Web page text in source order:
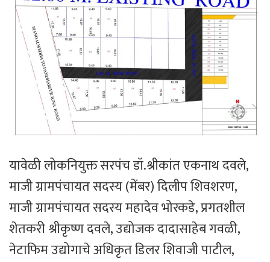
यावेळी लोकनियुक्त सरपंच डॉ.श्रीकांत एकनाथ दवले,
माजी ग्रामपंचायत सदस्य (मेंबर) दिलीप शिवशरण,
माजी ग्रामपंचायत सदस्य महादेव भोरकडे, प्रगतशील
शेतकरी श्रीकृष्ण दवले, उद्योजक दादासाहेब गवळी,
नेटाफिम उद्योगाचे अधिकृत डिलर शिवाजी पाटील,